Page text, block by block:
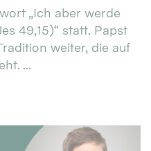
„Ich aber werde
49,15)“ statt. Papst
weiter, die auf
...